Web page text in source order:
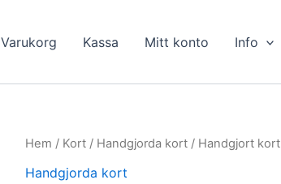
Varukorg Kassa Mitt konto Info
Hem / Kort / Handgjorda kort / Handgjort kort
Handgjorda kort